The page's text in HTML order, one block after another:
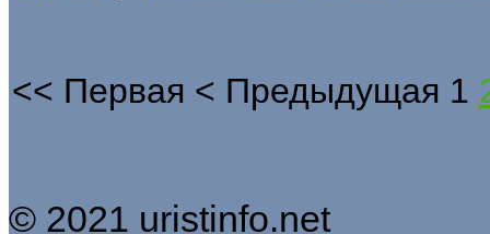
<< Первая < Предыдущая 1
© 2021 uristinfo.net